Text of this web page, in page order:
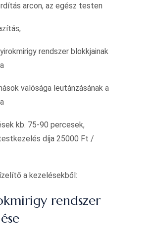
arcon, az egész testen
rendszer blokkjainak
valósága leutánzásának a
kb. 75-90 percesek,
díja 25000 Ft /
a kezelésekből:
rendszer